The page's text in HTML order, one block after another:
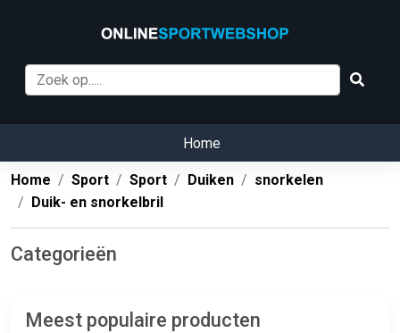
Home
Home Sport Sport Duiken
snorkelen
Duik- en snorkelbril
Categorieën
Meest populaire producten